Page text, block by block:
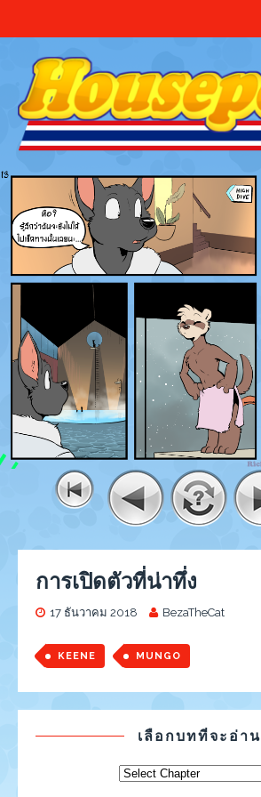
การเปิดตัวที่น่าทึ่ง
17 ธันวาคม 2018 BezaTheCat
KEENE MUNGO
เลือกบทที่จะอ่าน